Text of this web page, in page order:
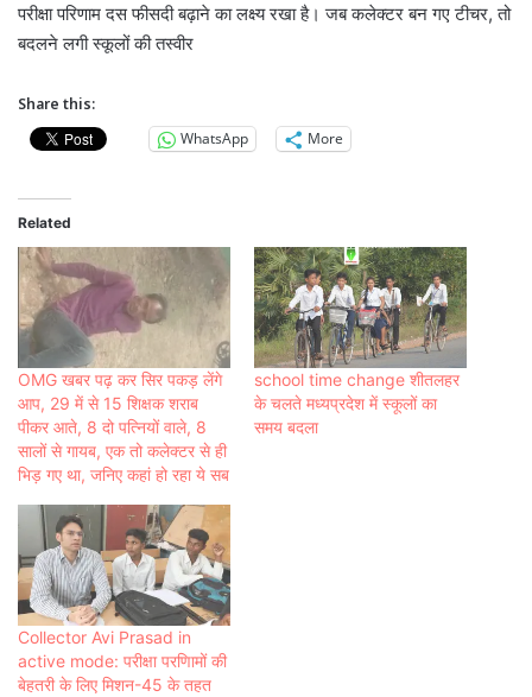
परीक्षा परिणाम दस फीसदी बढ़ाने का लक्ष्य रखा है। जब कलेक्टर बन गए टीचर, तो
बदलने लगी स्कूलों की तस्वीर
Share this:
WhatsApp
More
Related
OMG खबर पढ़ कर सिर पकड़ लेंगे
आप, 29 में से 15 शिक्षक शराब
पीकर आते, 8 दो पत्नियों वाले, 8
सालों से गायब, एक तो कलेक्टर से ही
भिड़ गए था, जनिए कहां हो रहा ये सब
school time change शीतलहर
के चलते मध्यप्रदेश में स्कूलों का
समय बदला
Collector Avi Prasad in
active mode: परीक्षा परणिामों की
बेहतरी के लिए मिशन-45 के तहत